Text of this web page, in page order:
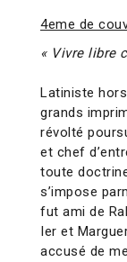
4eme de
« Vivre libre
Latiniste
grands
révolté
et chef
toute
s’impose
fut ami de
Ier et
accusé de